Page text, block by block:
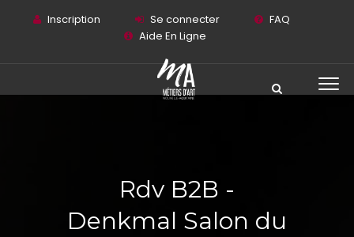
Inscription Se connecter
FAQ
Aide En Ligne
Rdv B2B -
Denkmal Salon du